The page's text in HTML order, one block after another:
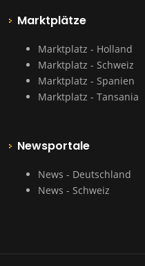
Marktplätze
Marktplatz - Holland
Marktplatz - Schweiz
Marktplatz - Spanien
Marktplatz - Tansania
Newsportale
News - Deutschland
News - Schweiz